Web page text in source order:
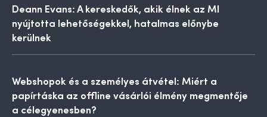
Deann Evans: A kereskedők, akik élnek az MI
nyújtotta lehetőségekkel, hatalmas előnybe
kerülnek
Webshopok és a személyes átvétel: Miért a
papírtáska az offline vásárlói élmény megmentője
a célegyenesben?